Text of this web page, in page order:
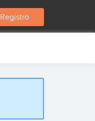
Registro